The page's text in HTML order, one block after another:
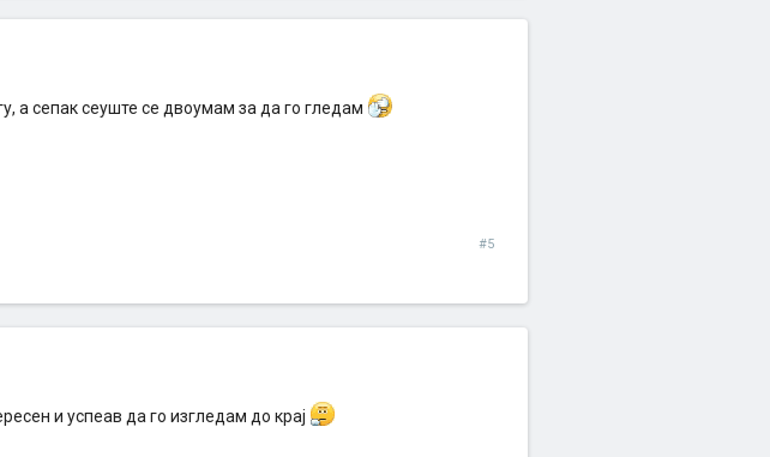
а сепак сеуште се двоумам за да го гледам
#5
и успеав да го изгледам до крај